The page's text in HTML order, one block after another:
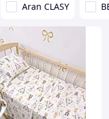
Aran CLASY